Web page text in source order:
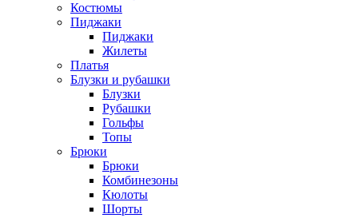
Костюмы
Пиджаки
Пиджаки
Жилеты
Платья
Блузки и рубашки
Блузки
Рубашки
Гольфы
Топы
Брюки
Брюки
Комбинезоны
Кюлоты
Шорты